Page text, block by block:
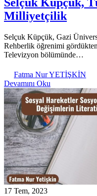
Selçuk Küpçük,
Milliyetçilik
Selçuk Küpçük, Gazi
Rehberlik öğrenimi
Televizyon bölümünde…
Fatma Nur YETİŞKİN
Devamını Oku
17 Tem, 2023